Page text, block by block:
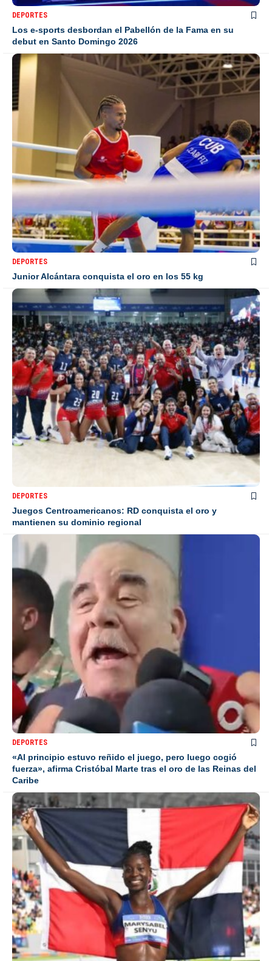
DEPORTES
Los e-sports desbordan el Pabellón de la Fama en su
debut en Santo Domingo 2026
DEPORTES
Junior Alcántara conquista el oro en los 55 kg
DEPORTES
Juegos Centroamericanos: RD conquista el oro y
mantienen su dominio regional
DEPORTES
«Al principio estuvo reñido el juego, pero luego cogió
fuerza», afirma Cristóbal Marte tras el oro de las Reinas del
Caribe